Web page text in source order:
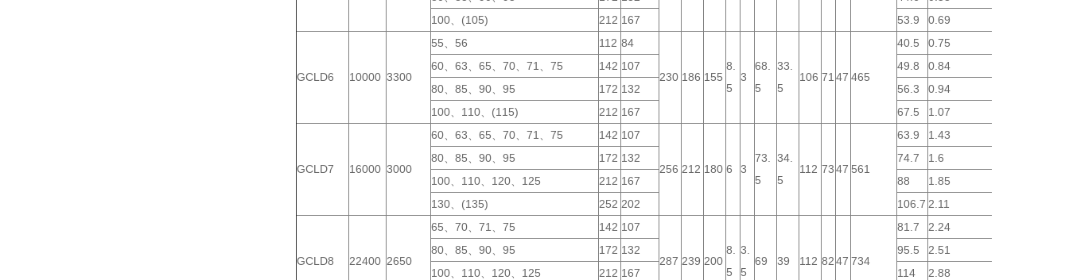
100、(105)
212 167 53.9 0.69
GCLD6 10000 3300
55、56 112 84
230 186 155
8.
5
3
68.
5
33.
5
106 71 47 465
40.5
0.75
60、63、65、70、71、75
142 107 49.8
0.84
80、85、90、95
172 132 56.3
0.94
100、110、(115)
212 167 67.5 1.07
GCLD7 16000 3000
60、63、65、70、71、75 142 107
256 212 180 6 3
73.
5
34.
5
112 7347 561
63.9
1.43
80、85、90、95
172 132 74.7
1.6
100、110、120、125
212 167 88
1.85
130、(135)
252 202 106.7 2.11
GCLD8 22400 2650
65、70、71、75 142 107
287 239 200
8.
5
3.
5
69 39 112 8247 734
81.7
2.24
80、85、90、95
172 132 95.5
2.51
100、110、120、125
212 167 114
2.88